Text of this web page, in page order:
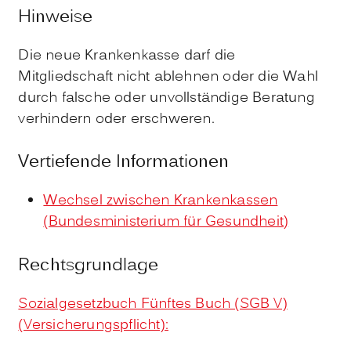
Hinweise
Die neue Krankenkasse darf die
Mitgliedschaft nicht ablehnen oder die Wahl
durch falsche oder unvollständige Beratung
verhindern oder erschweren.
Vertiefende Informationen
Wechsel zwischen Krankenkassen
(Bundesministerium für Gesundheit)
Rechtsgrundlage
Sozialgesetzbuch Fünftes Buch (SGB V)
(Versicherungspflicht):